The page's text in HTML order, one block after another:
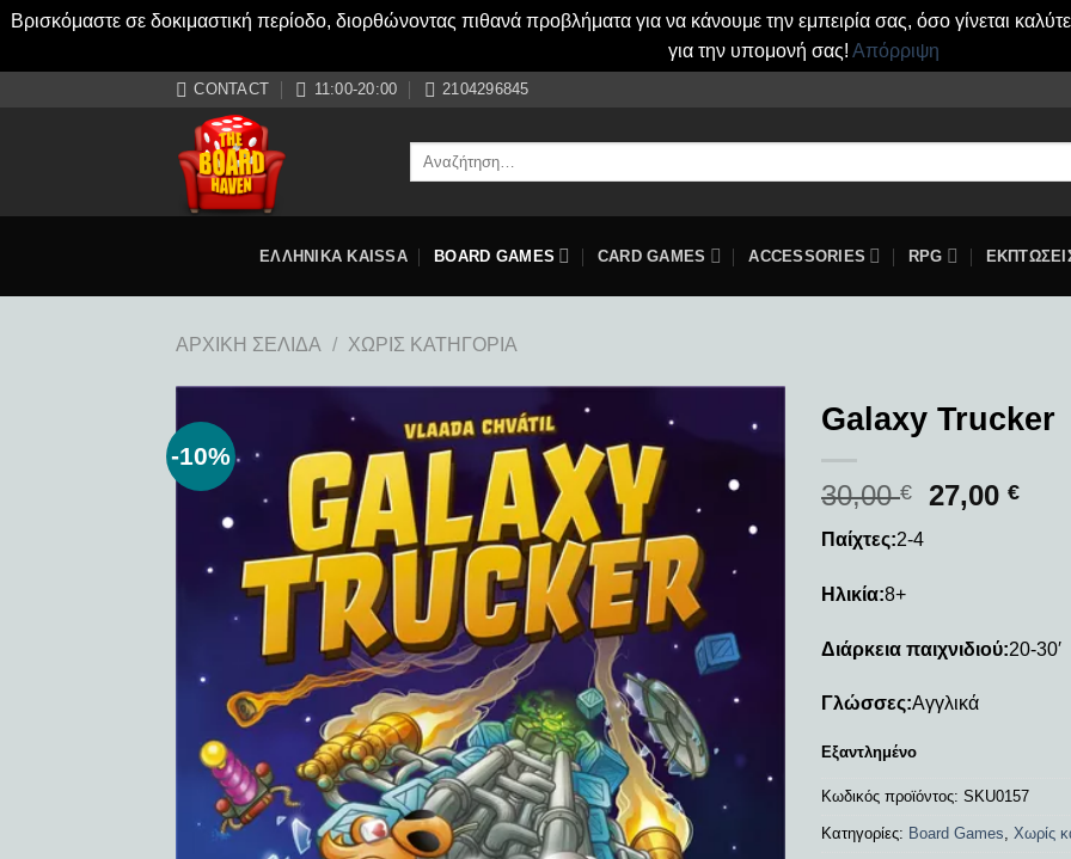
Βρισκόμαστε σε δοκιμαστική περίοδο, διορθώνοντας πιθανά προβλήματα για να κάνουμε την εμπειρία σας, όσο γίνεται
για την υπομονή σας! Απόρριψη
CONTACT 11:00-20:00 2104296845
Αναζήτηση
ΕΛΛΗΝΙΚΑ KAISSA BOARD GAMES CARD GAMES ACCESSORIES RPG
ΑΡΧΙΚΉ ΣΕΛΊΔΑ / ΧΩΡΊΣ ΚΑΤΗΓΟΡΊΑ
-10%
wishlist
Galaxy Trucker
30,00€ 27,00€
Παίχτες:2-4
Ηλικία:8+
Διάρκεια παιχνιδιού:20-30′
Γλώσσες:Αγγλικά
Εξαντλημένο
Κωδικός προϊόντος: SKU0157
Κατηγορίες: Board Games Χωρίς